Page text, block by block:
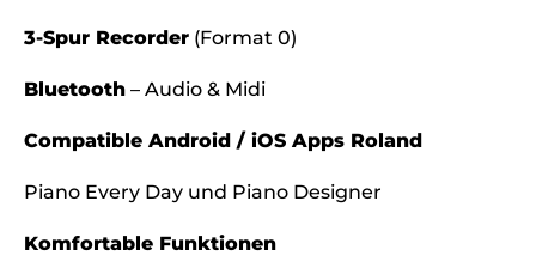
3-Spur Recorder (Format 0)
Bluetooth – Audio & Midi
Compatible Android / iOS Apps Roland
Piano Every Day und Piano Designer
Komfortable Funktionen